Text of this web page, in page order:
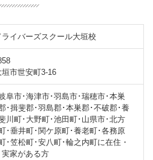
ライバーズスクール大垣校
市世安町3-16
阜市･海津市･羽島市･瑞穂市･本巣
･揖斐郡･羽島郡･本巣郡･不破郡･養
川町･大野町･池田町･山県市･北方
･垂井町･関ケ原町･養老町･各務原
･笠松町･安八町･輪之内町に在住・
家がある方